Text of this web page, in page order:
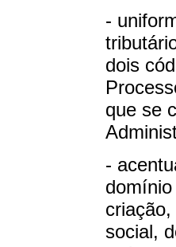
-
dois
que se
-
social,